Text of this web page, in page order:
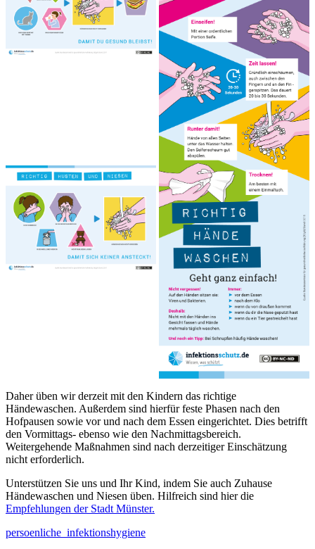
Daher üben wir derzeit mit den Kindern das richtige
Händewaschen. Außerdem sind hierfür feste Phasen nach den
Hofpausen sowie vor und nach dem Essen eingerichtet. Dies betrifft
den Vormittags- ebenso wie den Nachmittagsbereich.
Weitergehende Maßnahmen sind nach derzeitiger Einschätzung
nicht erforderlich.
Unterstützen Sie uns und Ihr Kind, indem Sie auch Zuhause
Händewaschen und Niesen üben. Hilfreich sind hier die
Empfehlungen der Stadt Münster.
persoenliche_infektionshygiene